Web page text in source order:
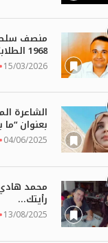
منصف
1968 الطلابيّة،...
15/03/2026
الشاعرة
بعنوان
04/06/2025
محمد
رأيتك...
13/08/2025